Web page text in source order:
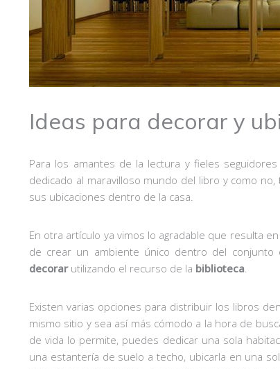
Ideas para decorar y
Para los amantes de la lectura y fieles
dedicado al maravilloso mundo del libro y como
sus ubicaciones dentro de la casa.
En otra artículo ya vimos lo agradable que resulta
de crear un ambiente único dentro del conjunto
decorarutilizando el recurso de la biblioteca
Existen varias opciones para distribuir los libros
mismo sitio y sea así más cómodo a la hora de
de vida lo permite, puedes dedicar una sola
una estantería de suelo a techo, ubicarla en una